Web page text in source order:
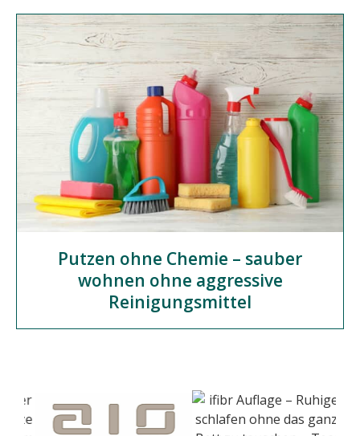
Putzen ohne Chemie – sauber
wohnen ohne aggressive
Reinigungsmittel